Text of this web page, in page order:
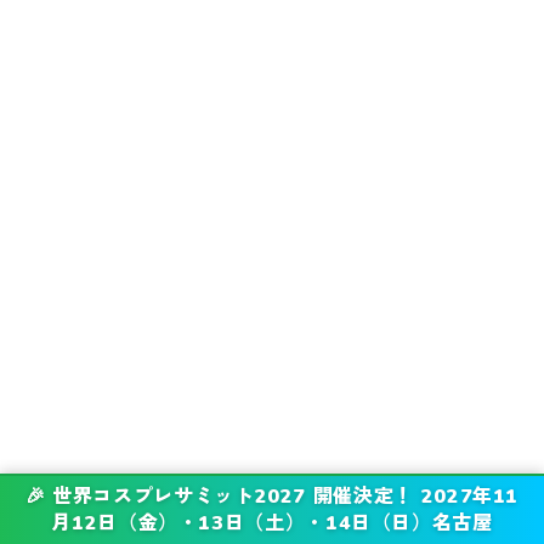
🎉 世界コスプレサミット2027 開催決定！ 2027年11
月12日（金）・13日（土）・14日（日）名古屋